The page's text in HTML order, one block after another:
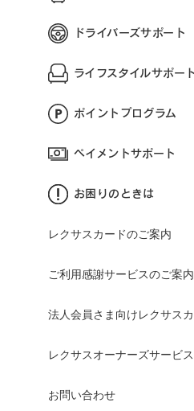
ドライバーズサポート
ライフスタイルサポート
ポイントプログラム
ペイメントサポート
お困りのときは
レクサスカードのご案内
ご利用感謝サービスのご案内
法人会員さま向けレクサス
レクサスオーナーズサービス
お問い合わせ